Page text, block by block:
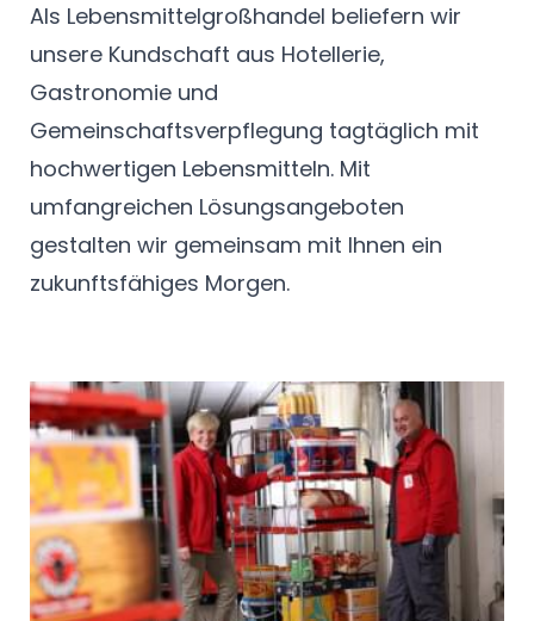
Als Lebensmittelgroßhandel beliefern wir
unsere Kundschaft aus Hotellerie,
Gastronomie und
Gemeinschaftsverpflegung tagtäglich mit
hochwertigen Lebensmitteln. Mit
umfangreichen Lösungsangeboten
gestalten wir gemeinsam mit Ihnen ein
zukunftsfähiges Morgen.